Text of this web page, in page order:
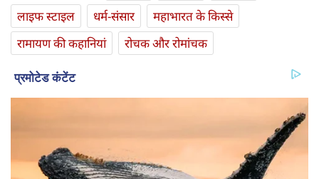
लाइफ स्‍टाइल
धर्म-संसार
महाभारत के किस्से
रामायण की कहानियां
रोचक और रोमांचक